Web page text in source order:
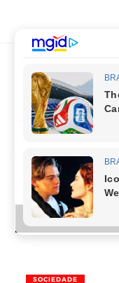
MENU
SOCIEDADE